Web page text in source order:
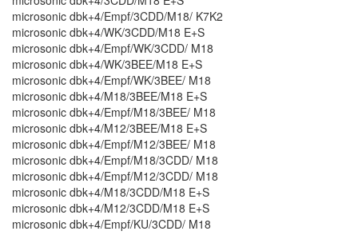
microsonic dbk+4/Empf/3CDD/M18/ K7K2
microsonic dbk+4/WK/3CDD/M18 E+S
microsonic dbk+4/Empf/WK/3CDD/ M18
microsonic dbk+4/WK/3BEE/M18 E+S
microsonic dbk+4/Empf/WK/3BEE/ M18
microsonic dbk+4/M18/3BEE/M18 E+S
microsonic dbk+4/Empf/M18/3BEE/ M18
microsonic dbk+4/M12/3BEE/M18 E+S
microsonic dbk+4/Empf/M12/3BEE/ M18
microsonic dbk+4/Empf/M18/3CDD/ M18
microsonic dbk+4/Empf/M12/3CDD/ M18
microsonic dbk+4/M18/3CDD/M18 E+S
microsonic dbk+4/M12/3CDD/M18 E+S
microsonic dbk+4/Empf/KU/3CDD/ M18